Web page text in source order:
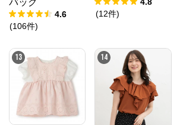
バッグ
4.6
(106件)
プリケ半袖Tシャ
(12件)
13 14